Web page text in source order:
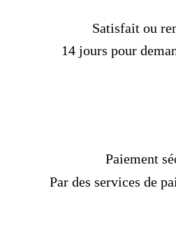
Satisfait ou
14 jours pour
Paiement
Par des services de